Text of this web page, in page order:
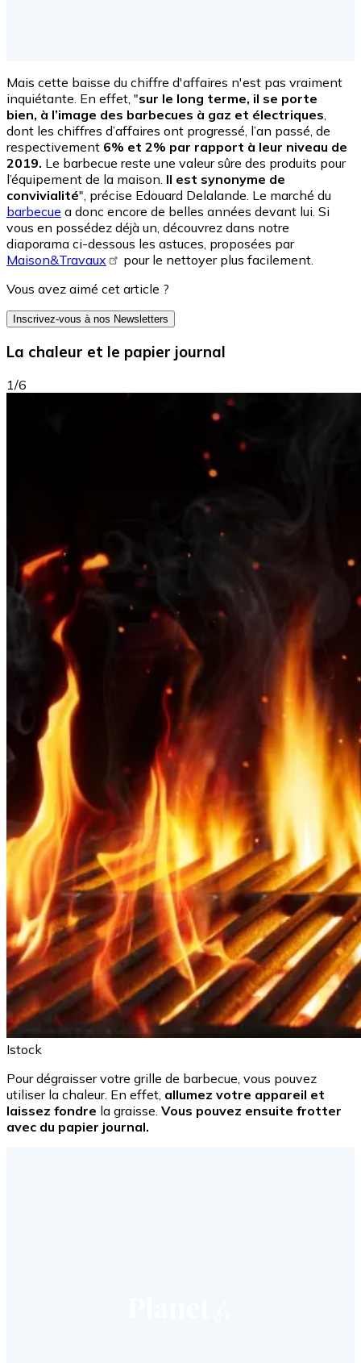
Mais cette baisse du chiffre d'affaires n'est pas vraiment
inquiétante. En effet, "sur le long terme, il se porte
bien, à l’image des barbecues à gaz et électriques
dont les chiffres d’affaires ont progressé, l’an passé, de
respectivement 6% et 2% par rapport à leur niveau de
2019. Le barbecue reste une valeur sûre des produits pour
l’équipement de la maison. Il est synonyme de
convivialité", précise Edouard Delalande. Le marché du
barbecue a donc encore de belles années devant lui. Si
vous en possédez déjà un, découvrez dans notre
diaporama ci-dessous les astuces, proposées par
Maison&Travaux
pour le nettoyer plus facilement.
Vous avez aimé cet article ?
Inscrivez-vous à nos Newsletters
La chaleur et le papier journal
1/6
Istock
Pour dégraisser votre grille de barbecue, vous pouvez
utiliser la chaleur. En effet, allumez votre appareil et
laissez fondre la graisse. Vous pouvez ensuite frotter
avec du papier journal.